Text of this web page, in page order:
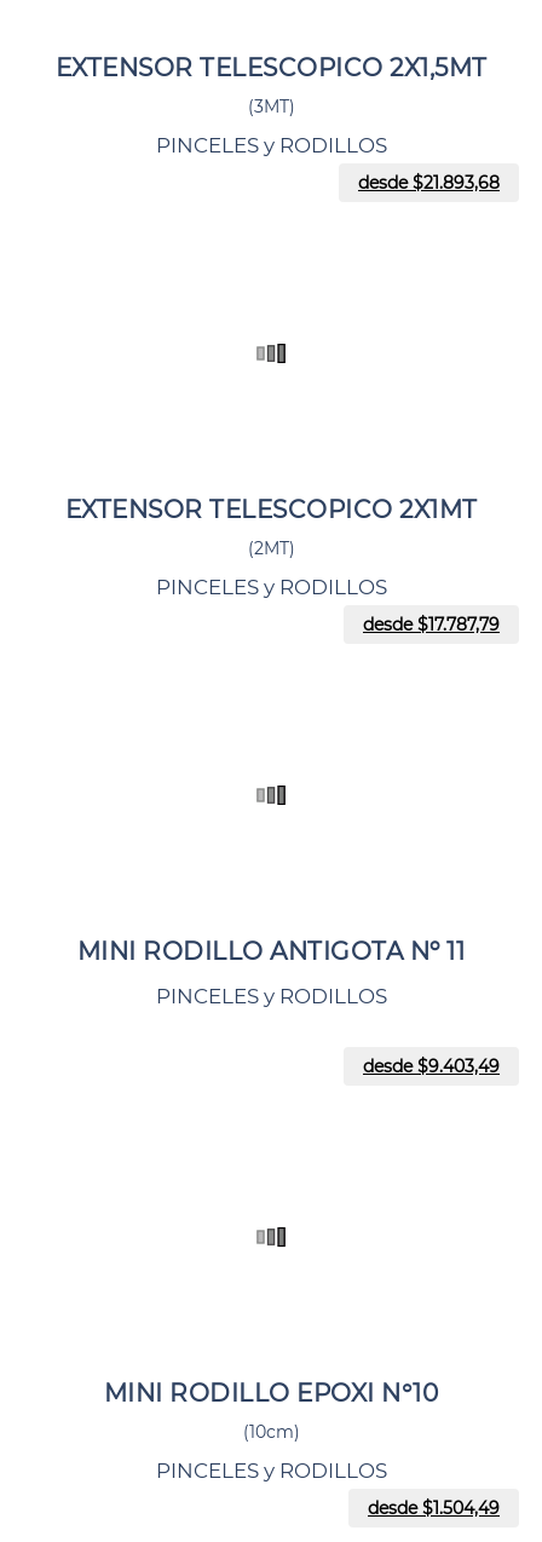
EXTENSOR TELESCOPICO 2X1,5MT
(3MT)
PINCELES y RODILLOS
desde $21.893,68
EXTENSOR TELESCOPICO 2X1MT
(2MT)
PINCELES y RODILLOS
desde $17.787,79
MINI RODILLO ANTIGOTA Nº 11
PINCELES y RODILLOS
desde $9.403,49
MINI RODILLO EPOXI N°10
(10cm)
PINCELES y RODILLOS
desde $1.504,49